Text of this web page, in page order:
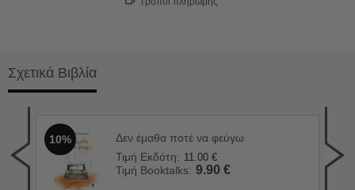
Σχετικά Βιβλία
10%
Δεν έμαθα ποτέ να φεύγω
Τιμή Εκδότη: 11.00 €
Τιμή Booktalks: 9.90 €